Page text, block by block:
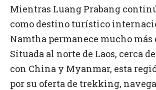
Mientras Luang Prabang
como destino turístico
Namtha permanece mucho más
Situada al norte de Laos, cerca
con China y Myanmar, esta
por su oferta de trekking,